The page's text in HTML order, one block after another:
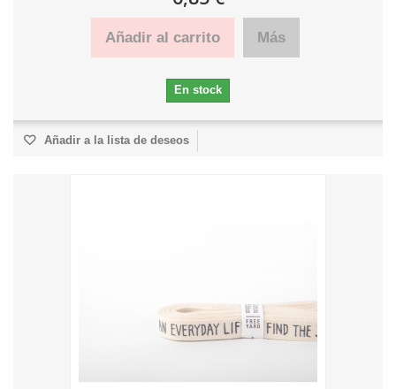
Añadir al carrito Más
En stock
Añadir a la lista de deseos